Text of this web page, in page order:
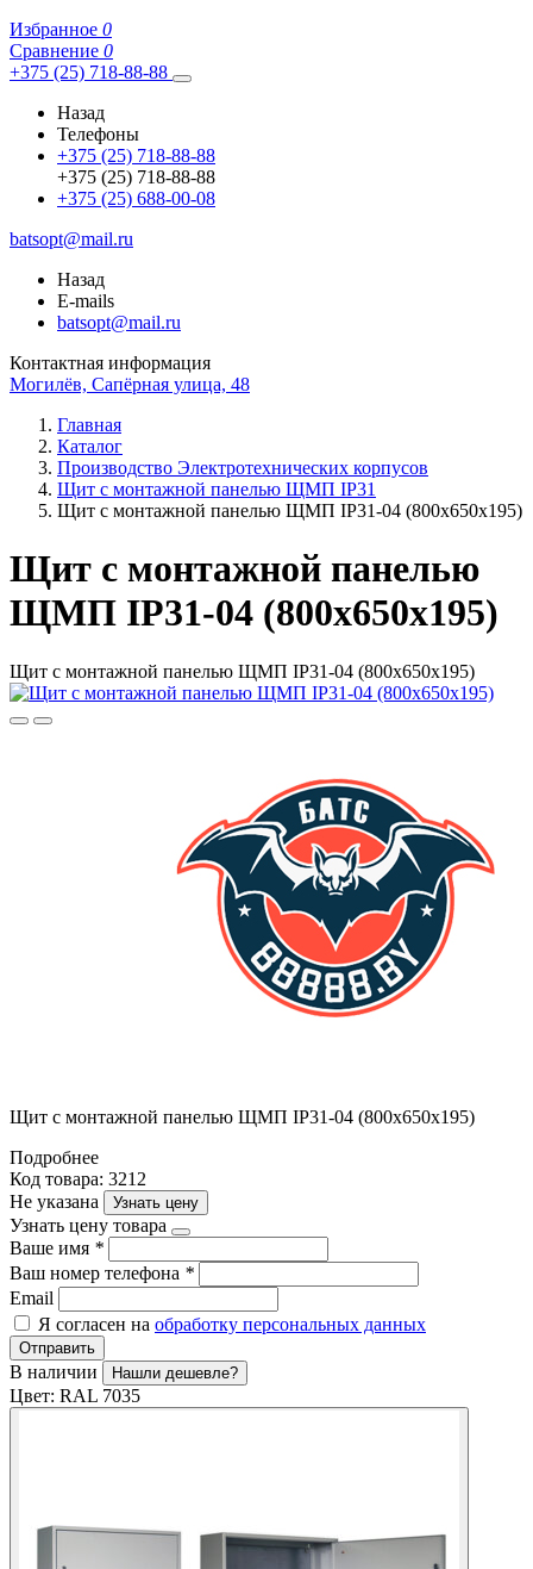
Избранное 0
Сравнение 0
+375 (25) 718-88-88
Назад
Телефоны
+375 (25) 718-88-88
+375 (25) 718-88-88
+375 (25) 688-00-08
batsopt@mail.ru
Назад
E-mails
batsopt@mail.ru
Контактная информация
Могилёв, Сапёрная улица, 48
Главная
Каталог
Производство Электротехнических корпусов
Щит с монтажной панелью ЩМП IP31
Щит с монтажной панелью ЩМП IP31-04 (800х650х195)
Щит с монтажной панелью
ЩМП IP31-04 (800х650х195)
Щит с монтажной панелью ЩМП IP31-04 (800х650х195)
Щит с монтажной панелью ЩМП IP31-04 (800х650х195)
Подробнее
Код товара: 3212
Не указана
Узнать цену
Узнать цену товара
Ваше имя *
Ваш номер телефона *
Email
Я согласен на обработку персональных данных
Отправить
В наличии Нашли дешевле?
Цвет: RAL 7035